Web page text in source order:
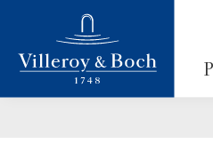
Cautare